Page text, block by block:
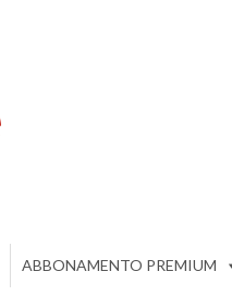
ABBONAMENTO PREMIUM